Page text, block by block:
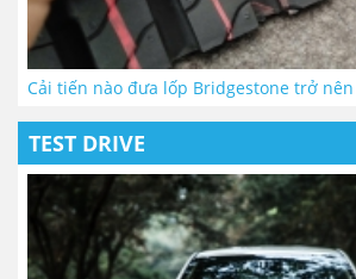
Cải tiến nào đưa lốp Bridgestone trở nên
TEST DRIVE